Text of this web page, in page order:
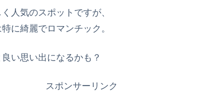
人気のスポットですが、
に綺麗でロマンチック。
い思い出になるかも？
スポンサーリンク